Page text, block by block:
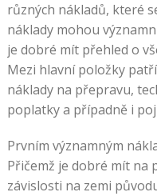
různých nákladů, které
náklady mohou
je dobré mít přehled o
Mezi hlavní položky
náklady na přepravu,
poplatky a případně i
Prvním významným
Přičemž je dobré mít na
závislosti na zemi